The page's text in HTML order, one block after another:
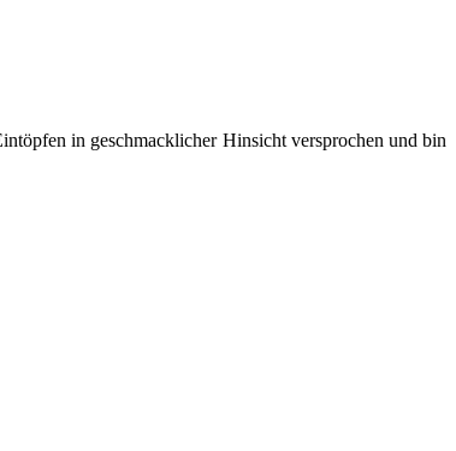
in geschmacklicher Hinsicht versprochen und bin